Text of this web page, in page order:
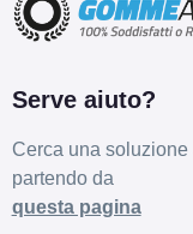
Serve aiuto?
Cerca una
partendo da
questa pagina